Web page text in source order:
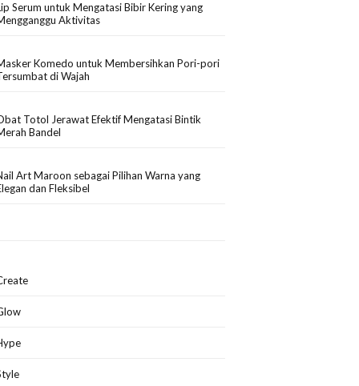
Serum untuk Mengatasi Bibir Kering yang
Aktivitas
Komedo untuk Membersihkan Pori-pori
di Wajah
Totol Jerawat Efektif Mengatasi Bintik
Bandel
Art Maroon sebagai Pilihan Warna yang
dan Fleksibel